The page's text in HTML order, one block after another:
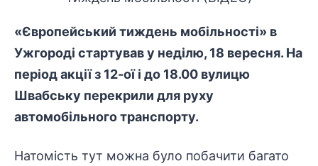
«Європейський тиждень мобільності» в
Ужгороді стартував у неділю, 18 вересня. На
період акції з 12-ої і до 18.00 вулицю
Швабську перекрили для руху
автомобільного транспорту.
Натомість тут можна було побачити багато